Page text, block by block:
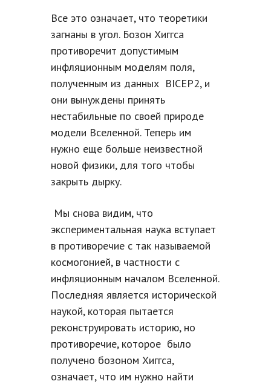
Все это означает, что теоретики
загнаны в угол. Бозон Хиггса
противоречит допустимым
инфляционным моделям поля,
полученным из данных BICEP2, и
они вынуждены принять
нестабильные по своей природе
модели Вселенной. Теперь им
нужно еще больше неизвестной
новой физики, для того чтобы
закрыть дырку.
Мы снова видим, что
экспериментальная наука вступает
в противоречие с так называемой
космогонией, в частности с
инфляционным началом Вселенной.
Последняя является исторической
наукой, которая пытается
реконструировать историю, но
противоречие, которое было
получено бозоном Хиггса,
означает, что им нужно найти